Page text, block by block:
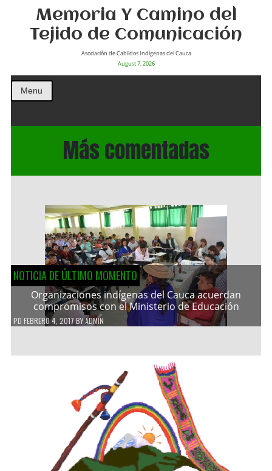
Memoria Y Camino del
Tejido de Comunicación
Asociación de Cabildos Indìgenas del Cauca
August 7, 2026
Menu
Más comentadas
NOTICIA DE ÚLTIMO MOMENTO
Organizaciones indígenas del Cauca acuerdan
compromisos con el Ministerio de Educación
PD FEBRERO 4, 2017 BYADMIN